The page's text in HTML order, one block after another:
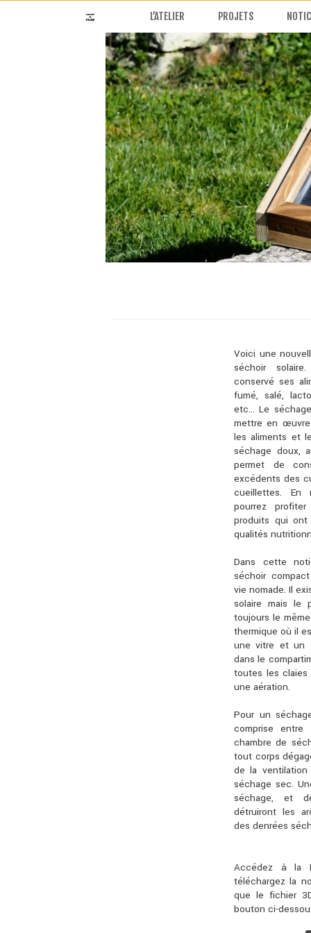
L’ATELIER PROJETS
Voici une
séchoir
conservé ses
fumé, salé,
etc… Le
mettre en
les aliments et
séchage doux,
permet de
excédents des
cueillettes. En
pourrez
produits qui ont
qualités
Dans cette
séchoir
vie nomade. Il
solaire mais le
toujours le
thermique où il
une vitre et un
dans le
toutes les claies
une aération.
Pour un
comprise
chambre de
tout corps
de la
séchage sec.
séchage, et
détruiront les
des denrées
Accédez à la
téléchargez la
que le fichier
bouton ci-